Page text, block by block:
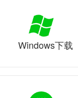
Windows下载